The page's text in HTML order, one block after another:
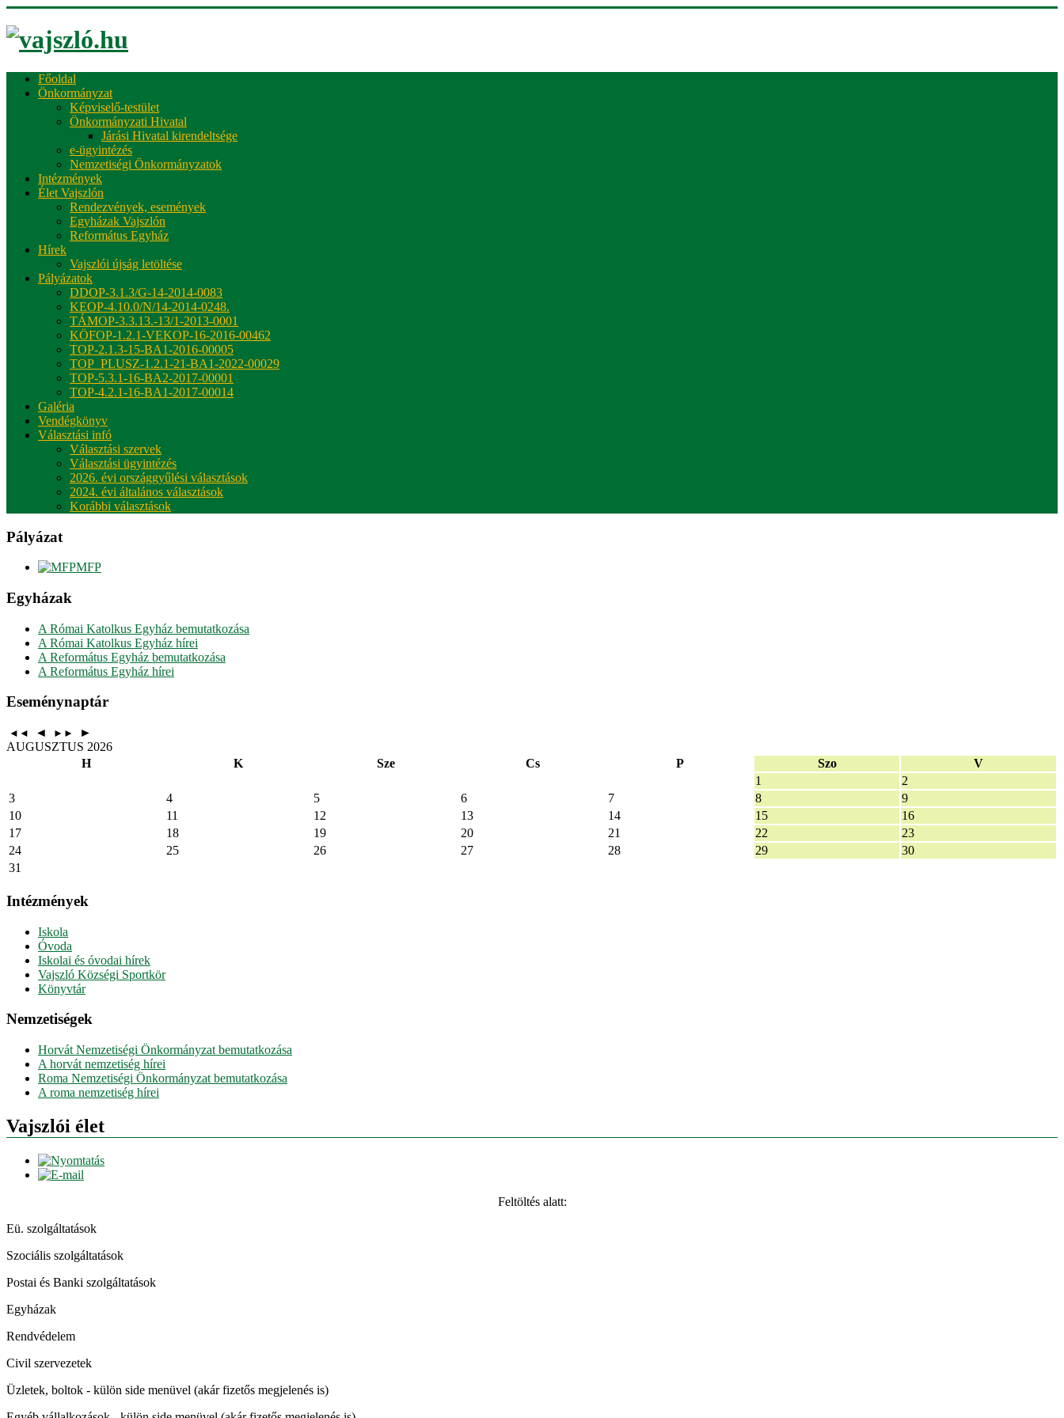
Főoldal
Önkormányzat
Képviselő-testület
Önkormányzati Hivatal
Járási Hivatal kirendeltsége
e-ügyintézés
Nemzetiségi Önkormányzatok
Intézmények
Élet Vajszlón
Rendezvények, események
Egyházak Vajszlón
Református Egyház
Hírek
Vajszlói újság letöltése
Pályázatok
DDOP-3.1.3/G-14-2014-0083
KEOP-4.10.0/N/14-2014-0248.
TÁMOP-3.3.13.-13/1-2013-0001
KÖFOP-1.2.1-VEKOP-16-2016-00462
TOP-2.1.3-15-BA1-2016-00005
TOP_PLUSZ-1.2.1-21-BA1-2022-00029
TOP-5.3.1-16-BA2-2017-00001
TOP-4.2.1-16-BA1-2017-00014
Galéria
Vendégkönyv
Választási infó
Választási szervek
Választási ügyintézés
2026. évi országgyűlési választások
2024. évi általános választások
Korábbi választások
Pályázat
MFP
Egyházak
A Római Katolkus Egyház bemutatkozása
A Római Katolkus Egyház hírei
A Református Egyház bemutatkozása
A Református Egyház hírei
Eseménynaptár
◄◄ ◄ ►►
►
AUGUSZTUS 2026
H
K Sze Cs P Szo
V
1
2
3
4 5 6 7 8
9
10
11 12 13 14 15
16
17
18 19 20 21 22
23
24
25 26 27 28 29
30
31
Intézmények
Iskola
Óvoda
Iskolai és óvodai hírek
Vajszló Községi Sportkör
Könyvtár
Nemzetiségek
Horvát Nemzetiségi Önkormányzat bemutatkozása
A horvát nemzetiség hírei
Roma Nemzetiségi Önkormányzat bemutatkozása
A roma nemzetiség hírei
Vajszlói élet
Feltöltés alatt:
Eü. szolgáltatások
Szociális szolgáltatások
Postai és Banki szolgáltatások
Egyházak
Rendvédelem
Civil szervezetek
Üzletek, boltok - külön side menüvel (akár fizetős megjelenés is)